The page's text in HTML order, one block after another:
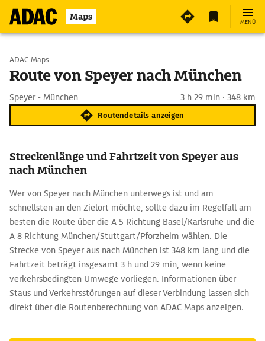
Maps MENÜ
Start wählen
ADAC Maps
Route von Speyer nach München
Speyer - München 3 h 29 min · 348 km
Routendetails anzeigen
Streckenlänge und Fahrtzeit von Speyer aus
nach München
Wer von Speyer nach München unterwegs ist und am
schnellsten an den Zielort möchte, sollte dazu im Regelfall am
besten die Route über die A 5 Richtung Basel/Karlsruhe und die
A 8 Richtung München/Stuttgart/Pforzheim wählen. Die
Strecke von Speyer aus nach München ist 348 km lang und die
Fahrtzeit beträgt insgesamt 3 h und 29 min, wenn keine
verkehrsbedingten Umwege vorliegen. Informationen über
Staus und Verkehrsstörungen auf dieser Verbindung lassen sich
direkt über die Routenberechnung von ADAC Maps anzeigen.